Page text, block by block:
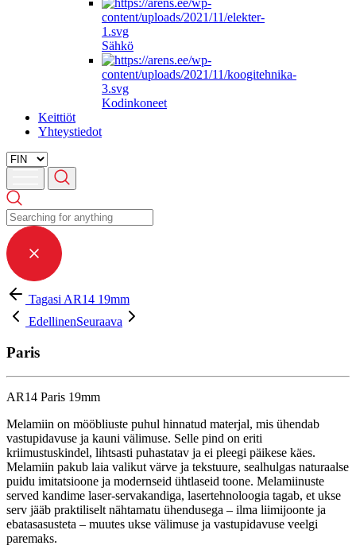
Sähkö
Kodinkoneet
Keittiöt
Yhteystiedot
Tagasi AR14 19mm
EdellinenSeuraava
Paris
AR14 Paris 19mm
Melamiin on mööbliuste puhul hinnatud materjal, mis ühendab
vastupidavuse ja kauni välimuse. Selle pind on eriti
kriimustuskindel, lihtsasti puhastatav ja ei pleegi päikese käes.
Melamiin pakub laia valikut värve ja tekstuure, sealhulgas naturaalse
puidu imitatsioone ja modernseid ühtlaseid toone. Melamiinuste
served kandime laser-servakandiga, lasertehnoloogia tagab, et ukse
serv jääb praktiliselt nähtamatu ühendusega – ilma liimijoonte ja
ebatasasusteta – muutes ukse välimuse ja vastupidavuse veelgi
paremaks.